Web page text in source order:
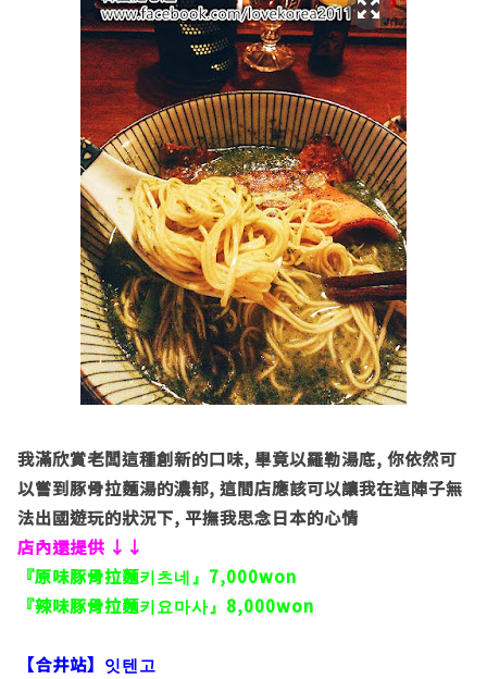
我滿欣賞老闆這種創新的口味, 畢竟以羅勒湯底, 你依然可
以嘗到豚骨拉麵湯的濃郁, 這間店應該可以讓我在這陣子無
法出國遊玩的狀況下, 平撫我思念日本的心情
店內還提供 ↓↓
『原味豚骨拉麵키츠네』 7,000won
『辣味豚骨拉麵키요마사』 8,000won
【合井站】 잇텐고